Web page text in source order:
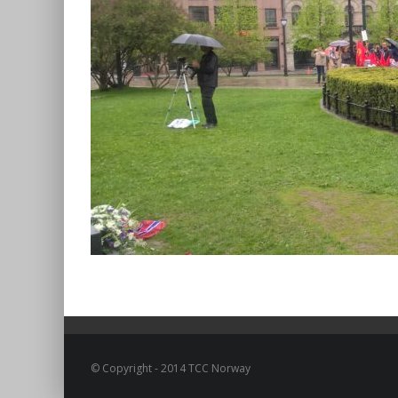
© Copyright - 2014 TCC Norway